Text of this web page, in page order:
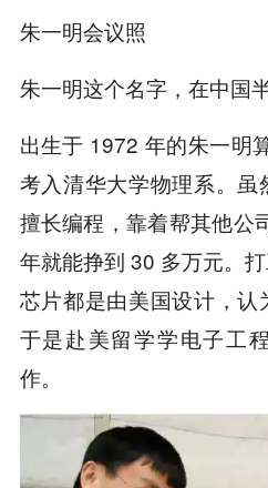
朱一明会议照
朱一明这个名字，在中国
出生于 1972 年的朱一明
考入清华大学物理系。
擅长编程，靠着帮其他公
年就能挣到 30 多万元。
芯片都是由美国设计，认
于是赴美留学学电子工
作。